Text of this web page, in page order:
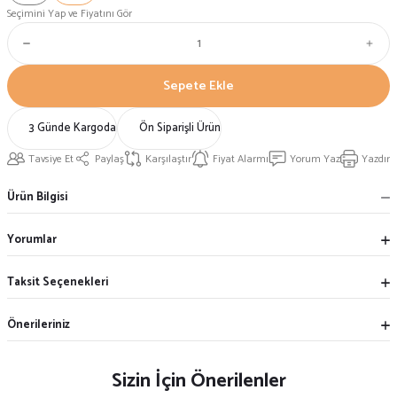
Seçimini Yap ve Fiyatını Gör
Sepete Ekle
3 Günde Kargoda Ön Siparişli Ürün
Tavsiye Et Paylaş Karşılaştır Fiyat Alarmı Yorum Yaz Yazdır
Ürün Bilgisi
Yorumlar
Taksit Seçenekleri
Önerileriniz
Sizin İçin Önerilenler